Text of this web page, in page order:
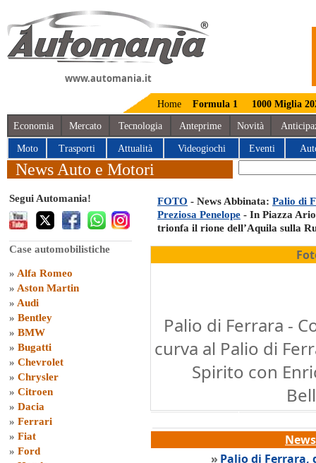
www.automania.it
Home Formula 1 1000 Miglia
Economia Mercato Tecnologia Anteprime Novità
Moto Trasporti Attualità Videogiochi Eventi
News Auto e Motori
Segui Automania!
Case automobilistiche
» Alfa Romeo
» Aston Martin
» Audi
» Bentley
» BMW
» Bugatti
» Chevrolet
» Chrysler
» Citroen
» Dacia
» Ferrari
» Fiat
» Ford
FOTO - News Abbinata: Palio di
Preziosa Penelope - In Piazza
trionfa il rione dell’Aquila sulla
Palio di Ferrara -
curva al Palio di
Spirito con
» Palio di Ferrara,